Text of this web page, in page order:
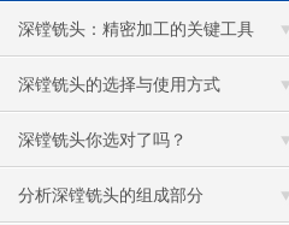
深镗铣头：精密加工的关键工具
深镗铣头的选择与使用方式
深镗铣头你选对了吗？
分析深镗铣头的组成部分